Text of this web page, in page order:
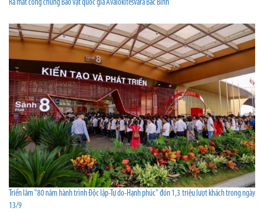
Ra mắt công chúng Bảo vật quốc gia Avalokitesvara Bắc Bình
Triển lãm "80 năm hành trình Độc lập-Tự do-Hạnh phúc" đón 1,3 triệu lượt khách trong ngày
13/9